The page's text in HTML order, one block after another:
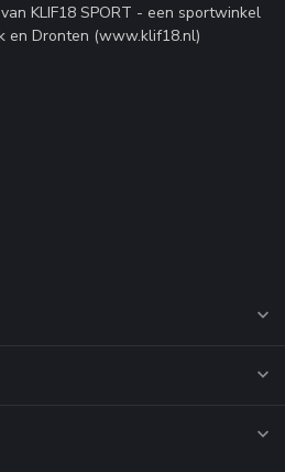
KLIF18 SPORT - een sportwinkel
en Dronten (www.klif18.nl)